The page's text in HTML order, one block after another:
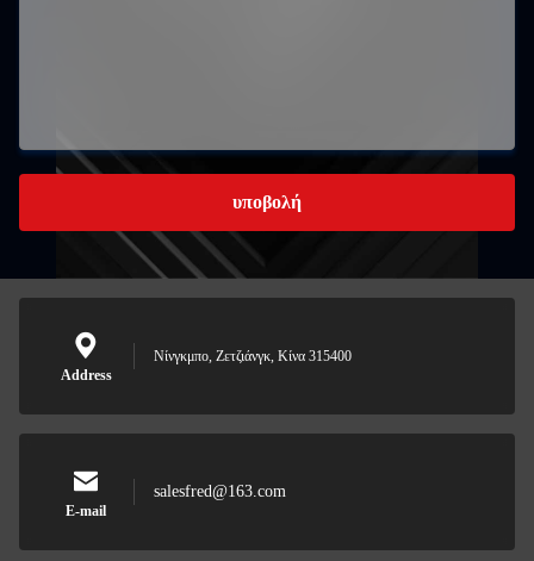
υποβολή
Address
Νίνγκμπο, Ζετζιάνγκ, Κίνα 315400
E-mail
salesfred@163.com